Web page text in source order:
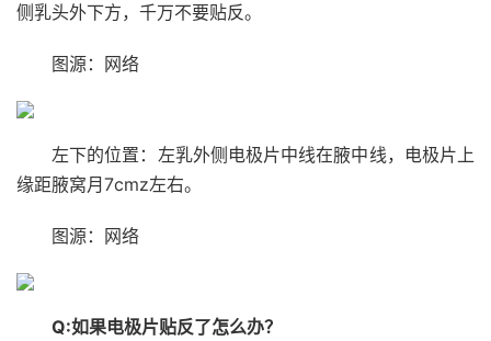
侧乳头外下方，千万不要贴反。
图源：网络
左下的位置：左乳外侧电极片中线在腋中线，电极片上
缘距腋窝月7cmz左右。
图源：网络
Q:如果电极片贴反了怎么办？